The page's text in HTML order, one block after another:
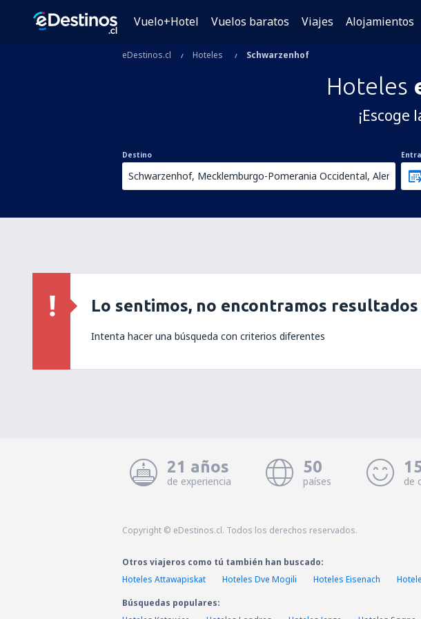
Vuelo+Hotel Vuelos baratos Viajes Alojamientos
eDestinos.cl Hoteles Schwarzenhof
Hoteles
Destino
Lo sentimos, no encontramos
Intenta hacer una búsqueda con criterios diferentes
21 años
de experiencia
50
países de
Copyright © eDestinos.cl. Todos los derechos reservados.
Otros viajeros como tú también han buscado:
Hoteles Attawapiskat
Hoteles Dve Mogili Hoteles Eisenach
Búsquedas populares: